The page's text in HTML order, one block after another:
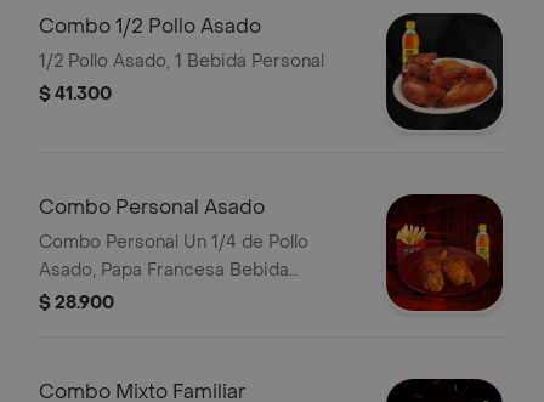
Combo 1/2 Pollo Asado
1/2 Pollo Asado, 1 Bebida Personal
$ 41.300
Combo Personal Asado
Combo Personal Un 1/4 de Pollo
Asado, Papa Francesa Bebida
Personal
$ 28.900
Combo Mixto Familiar